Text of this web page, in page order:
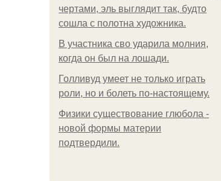
чертами, эль выглядит так, будто
сошла с полотна художника.
В участника сво ударила молния,
когда он был на лошади.
Голливуд умеет не только играть
роли, но и болеть по-настоящему.
Физики существование глюбола -
новой формы материи
подтвердили.